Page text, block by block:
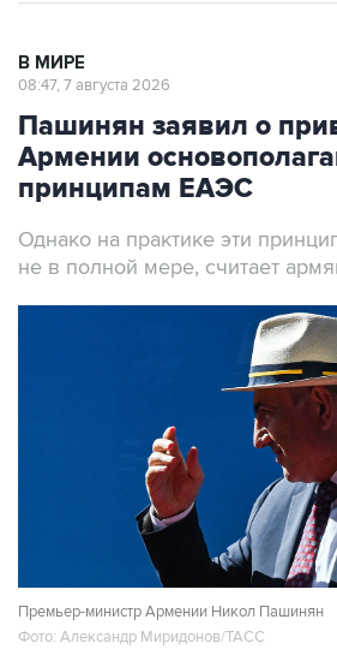
В МИРЕ
08:47, 7 августа 2026
Пашинян заявил о
Армении
принципам ЕАЭС
Однако на практике эти
не в полной мере, считает
Премьер-министр Армении Никол Пашинян
Фото: Александр Миридонов/ТАСС